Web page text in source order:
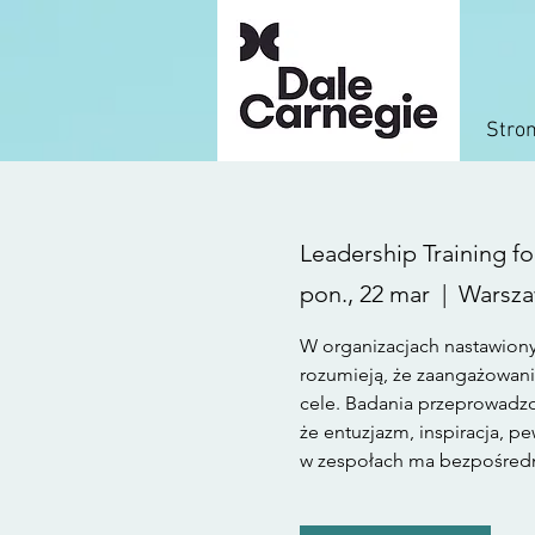
Leadership Training
pon., 22 mar
  |
W organizacjach
rozumieją, że
cele. Badania
że entuzjazm, inspiracja,
w zespołach ma